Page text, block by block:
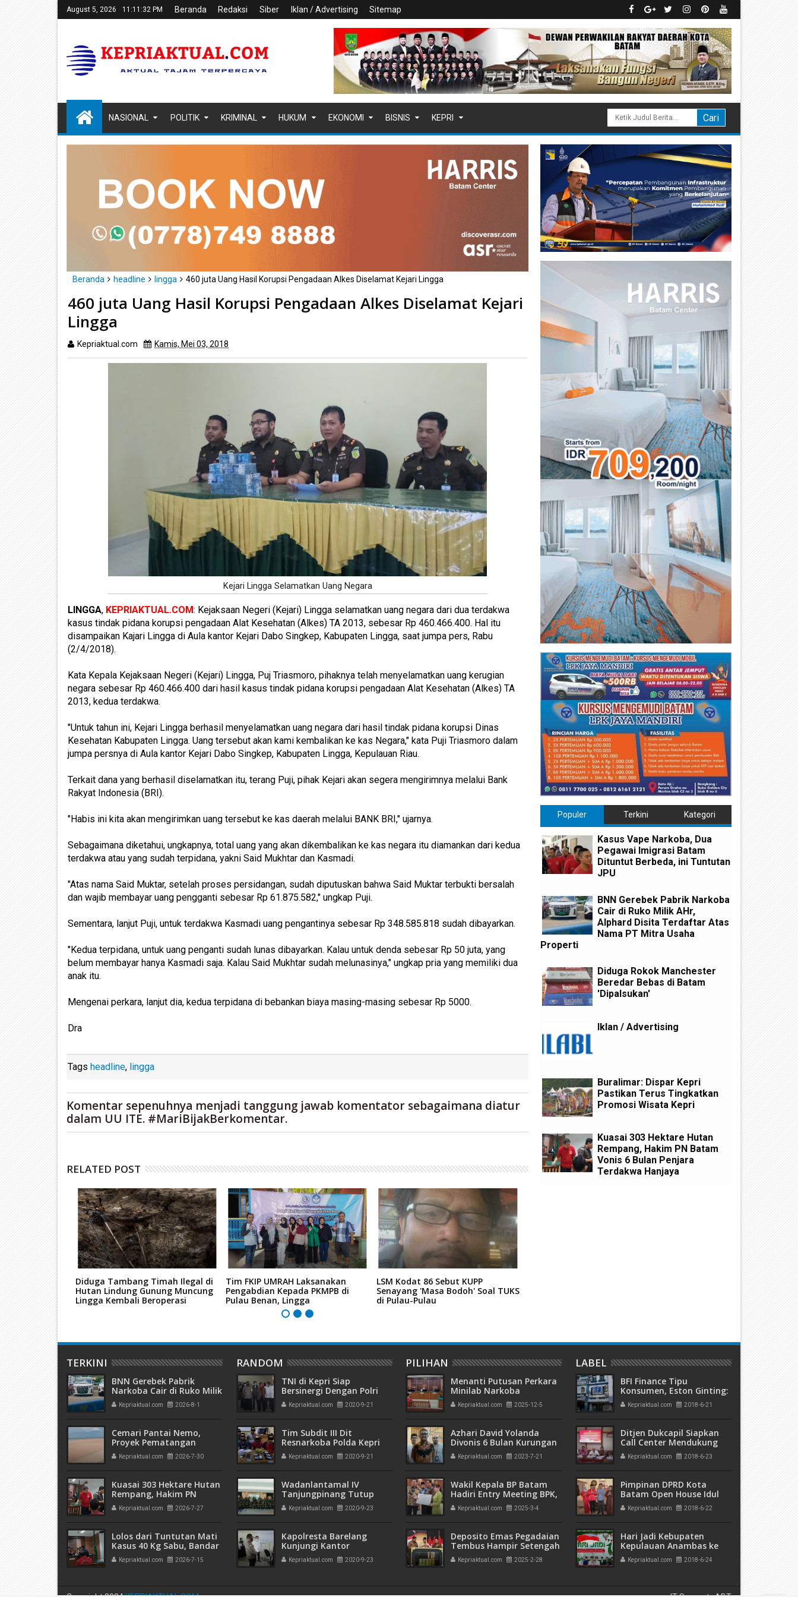
August 5, 2026 11:11:33 PM Beranda Redaksi Siber Iklan / Advertising Sitemap
NASIONAL POLITIK KRIMINAL HUKUM EKONOMI BISNIS KEPRI
Beranda headline lingga 460 juta Uang Hasil Korupsi Pengadaan Alkes Diselamat Kejari Lingga
460 juta Uang Hasil Korupsi Pengadaan Alkes Diselamat Kejari
Lingga
Kepriaktual.com Kamis, Mei 03, 2018
Kejari Lingga Selamatkan Uang Negara
LINGGA, KEPRIAKTUAL.COM: Kejaksaan Negeri (Kejari) Lingga selamatkan uang negara dari dua terdakwa
kasus tindak pidana korupsi pengadaan Alat Kesehatan (Alkes) TA 2013, sebesar Rp 460.466.400. Hal itu
disampaikan Kajari Lingga di Aula kantor Kejari Dabo Singkep, Kabupaten Lingga, saat jumpa pers, Rabu
(2/4/2018).
Kata Kepala Kejaksaan Negeri (Kejari) Lingga, Puj Triasmoro, pihaknya telah menyelamatkan uang kerugian
negara sebesar Rp 460.466.400 dari hasil kasus tindak pidana korupsi pengadaan Alat Kesehatan (Alkes) TA
2013, kedua terdakwa.
"Untuk tahun ini, Kejari Lingga berhasil menyelamatkan uang negara dari hasil tindak pidana korupsi Dinas
Kesehatan Kabupaten Lingga. Uang tersebut akan kami kembalikan ke kas Negara," kata Puji Triasmoro dalam
jumpa persnya di Aula kantor Kejari Dabo Singkep, Kabupaten Lingga, Kepulauan Riau.
Terkait dana yang berhasil diselamatkan itu, terang Puji, pihak Kejari akan segera mengirimnya melalui Bank
Rakyat Indonesia (BRI).
"Habis ini kita akan mengirimkan uang tersebut ke kas daerah melalui BANK BRI," ujarnya.
Sebagaimana diketahui, ungkapnya, total uang yang akan dikembalikan ke kas negara itu diamankan dari kedua
terdakwa atau yang sudah terpidana, yakni Said Mukhtar dan Kasmadi.
"Atas nama Said Muktar, setelah proses persidangan, sudah diputuskan bahwa Said Muktar terbukti bersalah
dan wajib membayar uang pengganti sebesar Rp 61.875.582," ungkap Puji.
Sementara, lanjut Puji, untuk terdakwa Kasmadi uang pengantinya sebesar Rp 348.585.818 sudah dibayarkan.
"Kedua terpidana, untuk uang penganti sudah lunas dibayarkan. Kalau untuk denda sebesar Rp 50 juta, yang
belum membayar hanya Kasmadi saja. Kalau Said Mukhtar sudah melunasinya," ungkap pria yang memiliki dua
anak itu.
Mengenai perkara, lanjut dia, kedua terpidana di bebankan biaya masing-masing sebesar Rp 5000.
Dra
Tags headline, lingga
Komentar sepenuhnya menjadi tanggung jawab komentator sebagaimana diatur
dalam UU ITE. #MariBijakBerkomentar.
RELATED POST
Diduga Tambang Timah Ilegal di
Hutan Lindung Gunung Muncung
Lingga Kembali Beroperasi
Tim FKIP UMRAH Laksanakan
Pengabdian Kepada PKMPB di
Pulau Benan, Lingga
LSM Kodat 86 Sebut KUPP
Senayang 'Masa Bodoh' Soal TUKS
di Pulau-Pulau
Populer Terkini Kategori
Kasus Vape Narkoba, Dua
Pegawai Imigrasi Batam
Dituntut Berbeda, ini Tuntutan
JPU
BNN Gerebek Pabrik Narkoba
Cair di Ruko Milik AHr,
Alphard Disita Terdaftar Atas
Nama PT Mitra Usaha
Properti
Diduga Rokok Manchester
Beredar Bebas di Batam
'Dipalsukan'
Iklan / Advertising
Buralimar: Dispar Kepri
Pastikan Terus Tingkatkan
Promosi Wisata Kepri
Kuasai 303 Hektare Hutan
Rempang, Hakim PN Batam
Vonis 6 Bulan Penjara
Terdakwa Hanjaya
TERKINI
BNN Gerebek Pabrik
Narkoba Cair di Ruko Milik
AHr, Alphard Disita
Terdaftar Atas Nama PT
Kepriaktual.com 2026-8-1
Cemari Pantai Nemo,
Proyek Pematangan
Lahan Teluk Mata Ikan
Diduga Tidak Kantongi
Kepriaktual.com 2026-7-30
Kuasai 303 Hektare Hutan
Rempang, Hakim PN
Batam Vonis 6 Bulan
Penjara Terdakwa
Kepriaktual.com 2026-7-27
Lolos dari Tuntutan Mati
Kasus 40 Kg Sabu, Bandar
Narkoba Masri Diadili
Perkara TPPU Aset
Kepriaktual.com 2026-7-15
RANDOM
TNI di Kepri Siap
Bersinergi Dengan Polri
Kawal Pilkada 2020
Kepriaktual.com 2020-9-21
Tim Subdit III Dit
Resnarkoba Polda Kepri
Amankan Sabu 1,5 Kg,
Lima Pelaku Terancam
Kepriaktual.com 2020-9-21
Wadanlantamal IV
Tanjungpinang Tutup
Latihan Hukum
Humaniter Internasional
Kepriaktual.com 2020-9-23
Kapolresta Barelang
Kunjungi Kantor
Pemenangan Lukita, Yos
Guntur: Tetap Jaga
Kepriaktual.com 2020-9-23
PILIHAN
Menanti Putusan Perkara
Minilab Narkoba
Terdakwa Touzen
"Loloskah dari Hukuman
Kepriaktual.com 2025-12-5
Azhari David Yolanda
Divonis 6 Bulan Kurungan
dan Rehabilitasi 10 Bulan
Kepriaktual.com 2023-7-21
Wakil Kepala BP Batam
Hadiri Entry Meeting BPK,
Komitmen Wujudkan
Pengelolaan Keuangan
Akuntabel
Kepriaktual.com 2025-3-4
Deposito Emas Pegadaian
Tembus Hampir Setengah
Ton, Sehari Setelah
Presiden Resmikan Bank
Kepriaktual.com 2025-2-28
LABEL
BFI Finance Tipu
Konsumen, Eston Ginting:
Masalah Ini Saya Bawa ke
Jalur Hukum
Kepriaktual.com 2018-6-21
Ditjen Dukcapil Siapkan
Call Center Mendukung
Terwujudnya Pilkada
Serentak
Kepriaktual.com 2018-6-23
Pimpinan DPRD Kota
Batam Open House Idul
FitriKepriaktual.com 2018-6-22
Hari Jadi Kebupaten
Kepulauan Anambas ke
10, Pemkab Anambas
Gelar Festival Tarian dan
Kepriaktual.com 2018-6-24